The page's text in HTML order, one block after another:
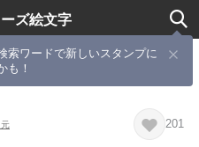
ズ絵文字
索ワードで新しいスタンプに
も！
ニ絵文字２
201